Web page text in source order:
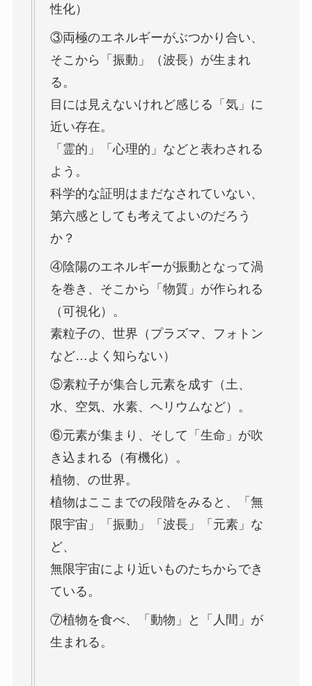
性化）
③両極のエネルギーがぶつかり合い、
そこから「振動」（波長）が生まれ
る。
目には見えないけれど感じる「気」に
近い存在。
「霊的」「心理的」などと表わされる
よう。
科学的な証明はまだなされていない、
第六感としても考えてよいのだろう
か？
④陰陽のエネルギーが振動となって渦
を巻き、そこから「物質」が作られる
（可視化）。
素粒子の、世界（プラズマ、フォトン
など…よく知らない）
⑤素粒子が集合し元素を成す（土、
水、空気、水素、ヘリウムなど）。
⑥元素が集まり、そして「生命」が吹
き込まれる（有機化）。
植物、の世界。
植物はここまでの段階をみると、「無
限宇宙」「振動」「波長」「元素」な
ど、
無限宇宙により近いものたちからでき
ている。
⑦植物を食べ、「動物」と「人間」が
生まれる。